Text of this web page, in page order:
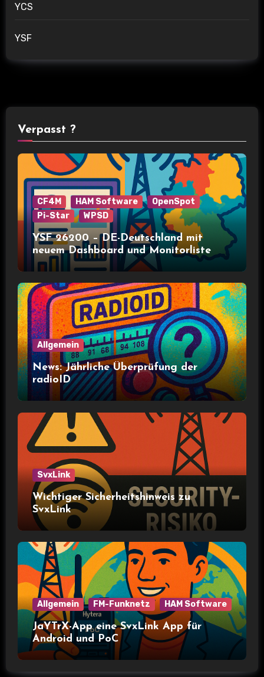
YCS
YSF
Verpasst ?
CF4M HAM Software
OpenSpot
Pi-Star
WPSD
YSF 26200 – DE-Deutschland mit
neuem Dashboard und Monitorliste
Allgemein
News: Jährliche Überprüfung der
radioID
SvxLink
Wichtiger Sicherheitshinweis zu
SvxLink
Allgemein FM-Funknetz HAM Software
JaYTrX-App eine SvxLink App für
Android und PoC